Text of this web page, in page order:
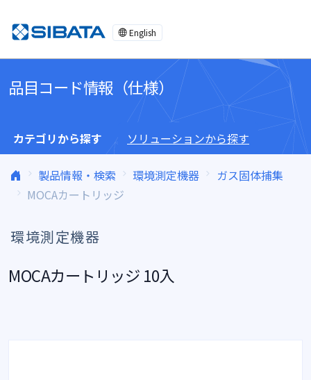
English
品目コード情報（仕様）
カテゴリから探す ソリューションから探す
製品情報・検索 環境測定機器
ガス固体捕集
MOCAカートリッジ
環境測定機器
MOCAカートリッジ 10入